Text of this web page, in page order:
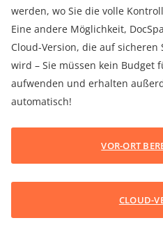
werden, wo Sie die volle
Eine andere Möglichkeit,
Cloud-Version, die auf
wird – Sie müssen kein Budget
aufwenden und erhalten
automatisch!
VOR-ORT
CLOUD-